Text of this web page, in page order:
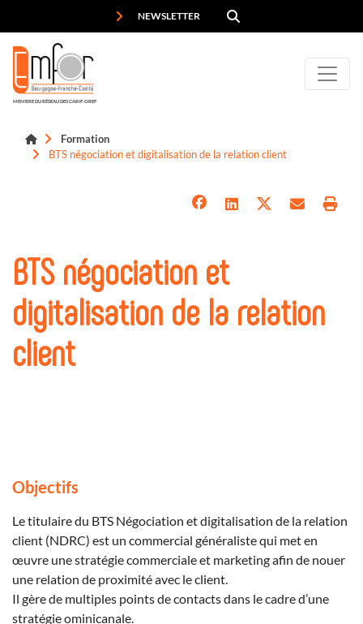
NEWSLETTER
MEMBRE DU RÉSEAU DES CARIF-OREF
Formation
BTS négociation et digitalisation de la relation client
BTS négociation et
digitalisation de la relation
client
Objectifs
Le titulaire du BTS Négociation et digitalisation de la relation
client (NDRC) est un commercial généraliste qui met en
œuvre une stratégie commerciale et marketing afin de nouer
une relation de proximité avec le client.
Il gère de multiples points de contacts dans le cadre d’une
stratégie ominicanale.
Panneau de gestion des cookies